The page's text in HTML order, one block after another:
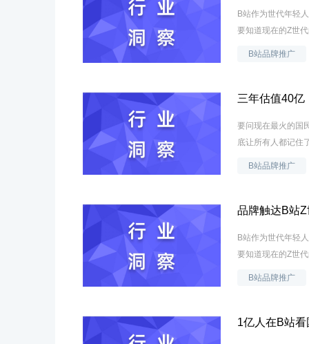
B站作为世代年轻
要知道现在的Z世
B站品牌推广
三年估值40亿
要问现在最火的国
底让所有人都记住
B站品牌推广
品牌触达B站
B站作为世代年轻
要知道现在的Z世
B站品牌推广
1亿人在B站